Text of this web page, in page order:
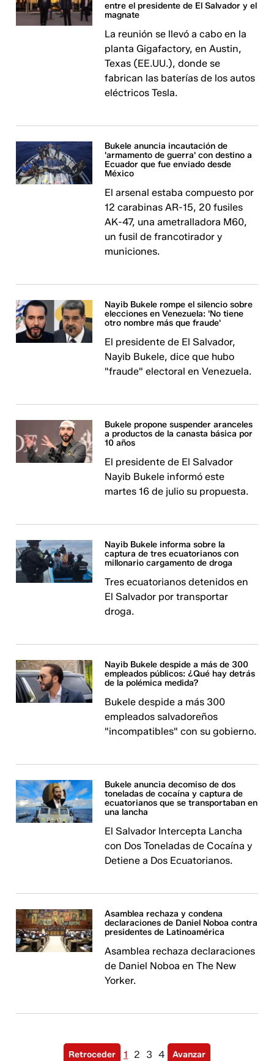
entre el presidente de El Salvador y el
magnate
La reunión se llevó a cabo en la
planta Gigafactory, en Austin,
Texas (EE.UU.), donde se
fabrican las baterías de los autos
eléctricos Tesla.
Bukele anuncia incautación de
'armamento de guerra' con destino a
Ecuador que fue enviado desde
México
El arsenal estaba compuesto por
12 carabinas AR-15, 20 fusiles
AK-47, una ametralladora M60,
un fusil de francotirador y
municiones.
Nayib Bukele rompe el silencio sobre
elecciones en Venezuela: 'No tiene
otro nombre más que fraude'
El presidente de El Salvador,
Nayib Bukele, dice que hubo
"fraude" electoral en Venezuela.
Bukele propone suspender aranceles
a productos de la canasta básica por
10 años
El presidente de El Salvador
Nayib Bukele informó este
martes 16 de julio su propuesta.
Nayib Bukele informa sobre la
captura de tres ecuatorianos con
millonario cargamento de droga
Tres ecuatorianos detenidos en
El Salvador por transportar
droga.
Nayib Bukele despide a más de 300
empleados públicos: ¿Qué hay detrás
de la polémica medida?
Bukele despide a más 300
empleados salvadoreños
"incompatibles" con su gobierno.
Bukele anuncia decomiso de dos
toneladas de cocaína y captura de
ecuatorianos que se transportaban en
una lancha
El Salvador Intercepta Lancha
con Dos Toneladas de Cocaína y
Detiene a Dos Ecuatorianos.
Asamblea rechaza y condena
declaraciones de Daniel Noboa contra
presidentes de Latinoamérica
Asamblea rechaza declaraciones
de Daniel Noboa en The New
Yorker.
Retroceder 1 2 3 4 Avanzar